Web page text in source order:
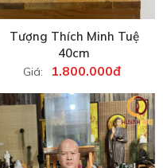
Tượng Thích Minh Tuệ
40cm
Giá: 1.800.000đ